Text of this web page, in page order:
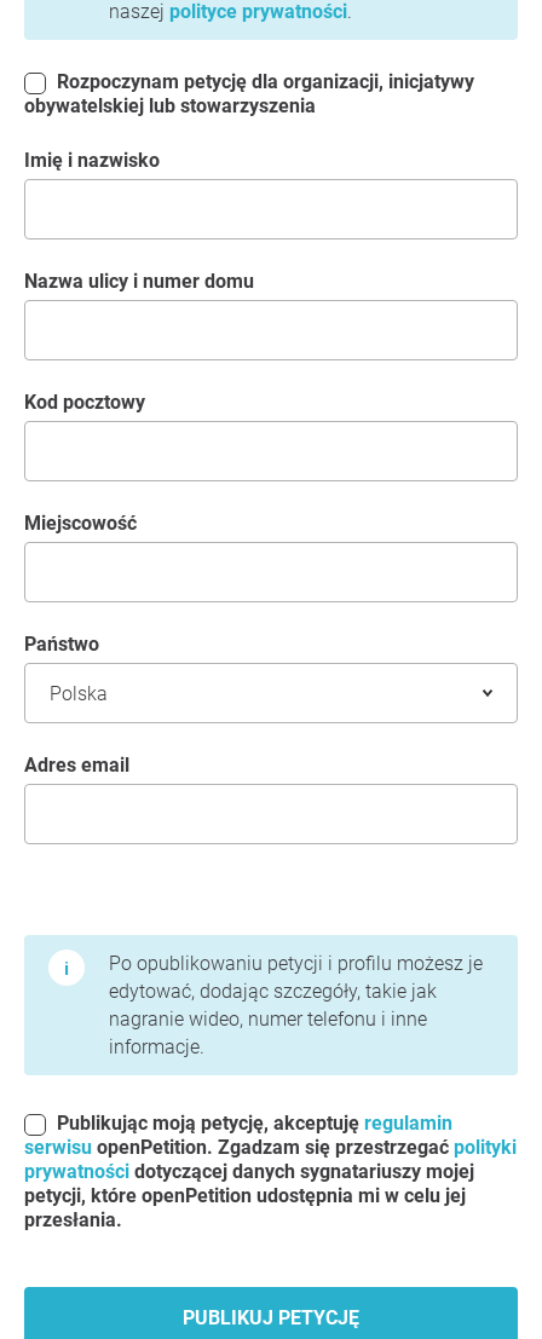
naszej polityce prywatności.
obywatelskiej lub stowarzyszenia
Imię i nazwisko
Nazwa ulicy i numer domu
kod pocztowy
Miejscowość
Państwo
Adres email
Po opublikowaniu petycji i profilu możesz je
edytować, dodając szczegóły, takie jak
nagranie wideo, numer telefonu i inne
informacje.
Publikując moją petycję, akceptuję regulamin
serwisu openPetition. Zgadzam się przestrzegać polityki
prywatności dotyczącej danych sygnatariuszy mojej
petycji, które openPetition udostępnia mi w celu jej
przesłania.
PUBLIKUJ PETYCJĘ